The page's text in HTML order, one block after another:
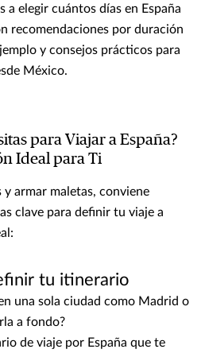
a elegir cuántos días en España
recomendaciones por duración
y consejos prácticos para
México.
para Viajar a España?
Ideal para Ti
armar maletas, conviene
clave para definir tu viaje a
tu itinerario
una sola ciudad como Madrid o
a fondo?
de viaje por España que te